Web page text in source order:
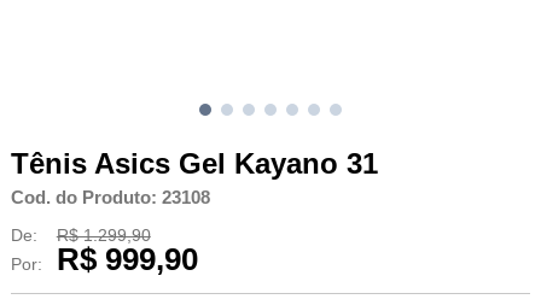
Tênis Asics Gel Kayano 31
Cod. do Produto: 23108
De:
R$ 1.299,90
Por:
R$ 999,90